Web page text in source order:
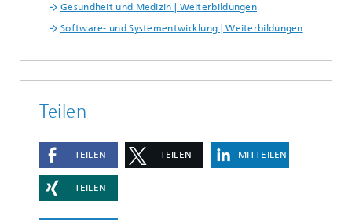
Gesundheit und Medizin | Weiterbildungen
Software- und Systementwicklung | Weiterbildungen
Teilen
TEILEN TEILEN MITTEILEN
TEILEN